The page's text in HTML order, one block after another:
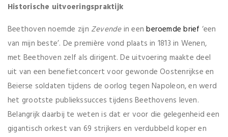
Historische uitvoeringspraktijk
Beethoven noemde zijn Zevendein eenberoemde brief ‘een
van mijn beste’. De première vond plaats in 1813 in Wenen,
met Beethoven zelf als dirigent. De uitvoering maakte deel
uit van een benefietconcert voor gewonde Oostenrijkse en
Beierse soldaten tijdens de oorlog tegen Napoleon, en werd
het grootste publiekssucces tijdens Beethovens leven.
Belangrijk daarbij te weten is dat er voor die gelegenheid een
gigantisch orkest van 69 strijkers en verdubbeld koper en